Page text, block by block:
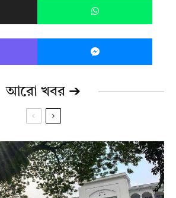
আরো খবর ➔